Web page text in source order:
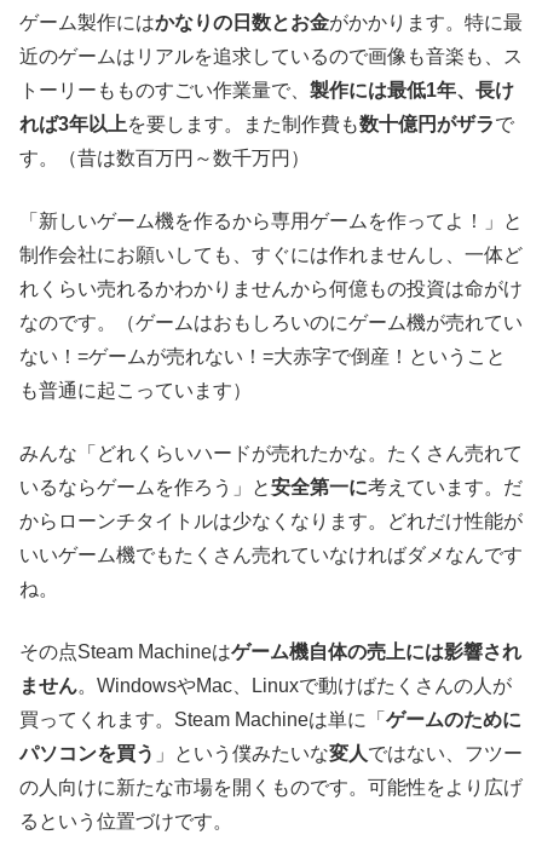
ゲーム製作にはかなりの日数とお金がかかります。特に最
近のゲームはリアルを追求しているので画像も音楽も、ス
トーリーもものすごい作業量で、 製作には最低1年、長け
れば3年以上を要します。また制作費も数十億円がザラで
す。（昔は数百万円～数千万円）
「新しいゲーム機を作るから専用ゲームを作ってよ！」と
制作会社にお願いしても、すぐには作れませんし、一体ど
れくらい売れるかわかりませんから何億もの投資は命がけ
なのです。（ゲームはおもしろいのにゲーム機が売れてい
ない！=ゲームが売れない！=大赤字で倒産！ということ
も普通に起こっています）
みんな「どれくらいハードが売れたかな。たくさん売れて
いるならゲームを作ろう」と安全第一に考えています。だ
からローンチタイトルは少なくなります。どれだけ性能が
いいゲーム機でもたくさん売れていなければダメなんです
ね。
その点Steam Machineはゲーム機自体の売上には影響され
ません。WindowsやMac、Linuxで動けばたくさんの人が
買ってくれます。Steam Machineは単に「 ゲームのために
パソコンを買う 」という僕みたいな変人ではない、フツー
の人向けに新たな市場を開くものです。可能性をより広げ
るという位置づけです。